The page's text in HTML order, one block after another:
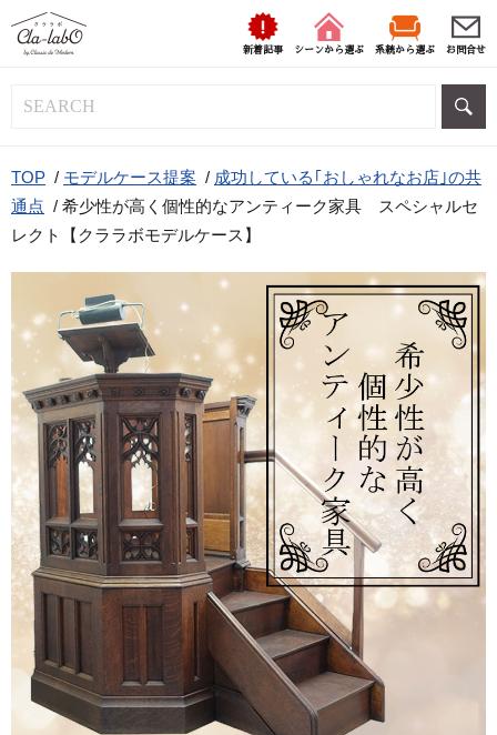
新着記事 シーンから選ぶ 系統から選ぶ お問合せ
TOP / モデルケース提案 / 成功している｢おしゃれなお店｣の共
通点 / 希少性が高く個性的なアンティーク家具 スペシャルセ
レクト【クララボモデルケース】